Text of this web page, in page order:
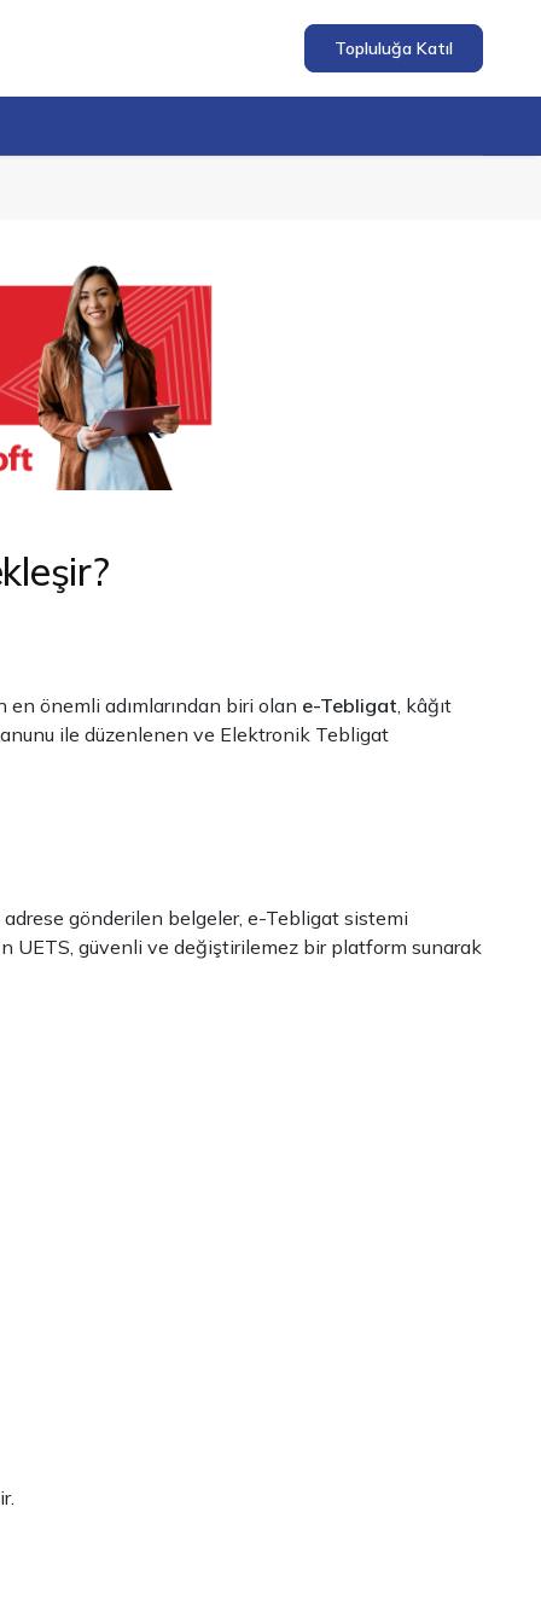
Topluluğa Katıl
en önemli adımlarından biri olan e-Tebligat , kâğıt
ile düzenlenen ve Elektronik Tebligat
gönderilen belgeler, e-Tebligat sistemi
UETS, güvenli ve değiştirilemez bir platform sunarak